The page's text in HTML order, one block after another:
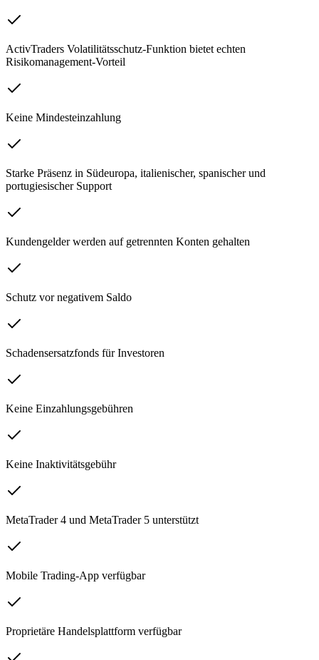
ActivTraders Volatilitätsschutz-Funktion bietet echten
Risikomanagement-Vorteil
Keine Mindesteinzahlung
Starke Präsenz in Südeuropa, italienischer, spanischer und
portugiesischer Support
Kundengelder werden auf getrennten Konten gehalten
Schutz vor negativem Saldo
Schadensersatzfonds für Investoren
Keine Einzahlungsgebühren
Keine Inaktivitätsgebühr
MetaTrader 4 und MetaTrader 5 unterstützt
Mobile Trading-App verfügbar
Proprietäre Handelsplattform verfügbar